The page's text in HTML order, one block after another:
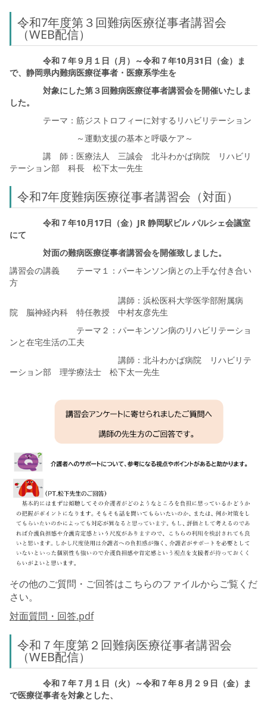
令和7年度第３回難病医療従事者講習会
（WEB配信）
令和７年９月１日（月）～令和７年10月31日（金）ま
で、静岡県内難病医療従事者・医療系学生を
対象にした第３回難病医療従事者講習会を開催いたしま
した。
テーマ：筋ジストロフィーに対するリハビリテーション
～運動支援の基本と呼吸ケア～
講 師：医療法人 三誠会 北斗わかば病院 リハビリ
テーション部 科長 松下太一先生
令和7年度難病医療従事者講習会（対面）
令和７年10月17日（金）JR 静岡駅ビル パルシェ会議室
にて
対面の難病医療従事者講習会を開催致しました。
講習会の講義 テーマ１：パーキンソン病との上手な付き合い
方
講師：浜松医科大学医学部附属病
院 脳神経内科 特任教授 中村友彦先生
テーマ２：パーキンソン病のリハビリテーショ
ンと在宅生活の工夫
講師：北斗わかば病院 リハビリテ
ーション部 理学療法士 松下太一先生
その他のご質問・ご回答はこちらのファイルからご覧くだ
さい。
対面質問・回答.pdf
令和７年度第２回難病医療従事者講習会
（WEB配信）
令和７年７月１日（火）～令和７年８月２９日（金）ま
で医療従事者を対象とした、